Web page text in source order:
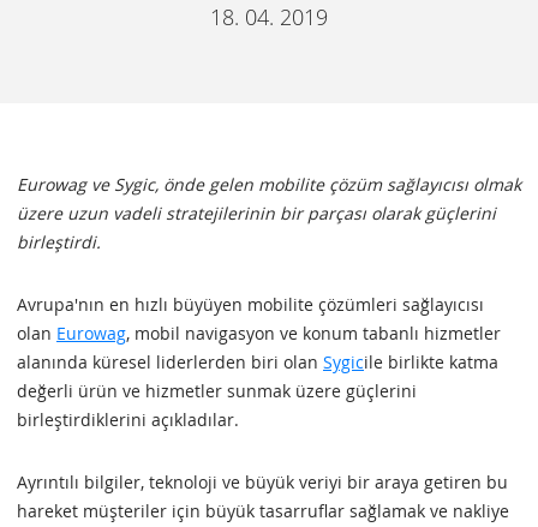
18. 04. 2019
Eurowag ve Sygic, önde gelen mobilite çözüm sağlayıcısı olmak
üzere uzun vadeli stratejilerinin bir parçası olarak güçlerini
birleştirdi.
Avrupa'nın en hızlı büyüyen mobilite çözümleri sağlayıcısı
olan Eurowag, mobil navigasyon ve konum tabanlı hizmetler
alanında küresel liderlerden biri olan Sygicile birlikte katma
değerli ürün ve hizmetler sunmak üzere güçlerini
birleştirdiklerini açıkladılar.
Ayrıntılı bilgiler, teknoloji ve büyük veriyi bir araya getiren bu
hareket müşteriler için büyük tasarruflar sağlamak ve nakliye